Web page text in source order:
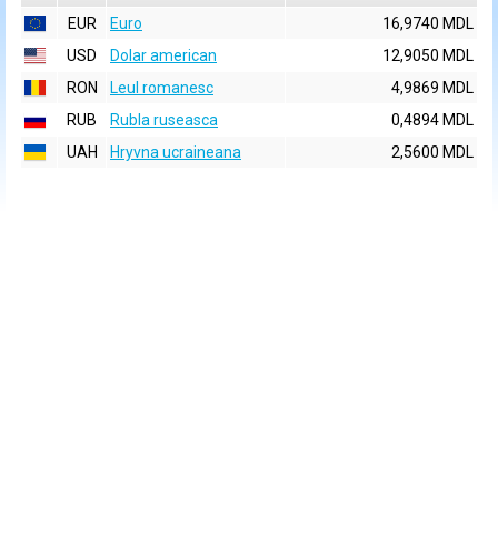
EUR
Euro
16,9740 MDL
USD
Dolar american
12,9050 MDL
RON
Leul romanesc
4,9869 MDL
RUB
Rubla ruseasca
0,4894 MDL
UAH
Hryvna ucraineana 2,5600 MDL